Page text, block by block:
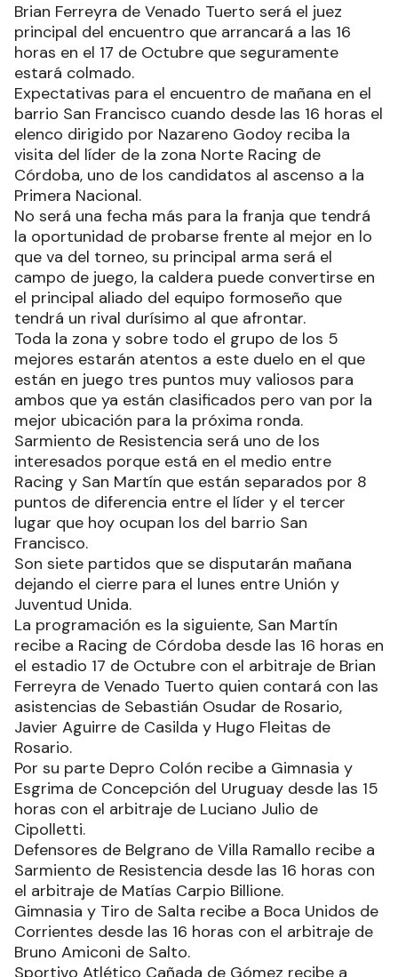
Brian Ferreyra de Venado Tuerto será el juez
principal del encuentro que arrancará a las 16
horas en el 17 de Octubre que seguramente
estará colmado.
Expectativas para el encuentro de mañana en el
barrio San Francisco cuando desde las 16 horas el
elenco dirigido por Nazareno Godoy reciba la
visita del líder de la zona Norte Racing de
Córdoba, uno de los candidatos al ascenso a la
Primera Nacional.
No será una fecha más para la franja que tendrá
la oportunidad de probarse frente al mejor en lo
que va del torneo, su principal arma será el
campo de juego, la caldera puede convertirse en
el principal aliado del equipo formoseño que
tendrá un rival durísimo al que afrontar.
Toda la zona y sobre todo el grupo de los 5
mejores estarán atentos a este duelo en el que
están en juego tres puntos muy valiosos para
ambos que ya están clasificados pero van por la
mejor ubicación para la próxima ronda.
Sarmiento de Resistencia será uno de los
interesados porque está en el medio entre
Racing y San Martín que están separados por 8
puntos de diferencia entre el líder y el tercer
lugar que hoy ocupan los del barrio San
Francisco.
Son siete partidos que se disputarán mañana
dejando el cierre para el lunes entre Unión y
Juventud Unida.
La programación es la siguiente, San Martín
recibe a Racing de Córdoba desde las 16 horas en
el estadio 17 de Octubre con el arbitraje de Brian
Ferreyra de Venado Tuerto quien contará con las
asistencias de Sebastián Osudar de Rosario,
Javier Aguirre de Casilda y Hugo Fleitas de
Rosario.
Por su parte Depro Colón recibe a Gimnasia y
Esgrima de Concepción del Uruguay desde las 15
horas con el arbitraje de Luciano Julio de
Cipolletti.
Defensores de Belgrano de Villa Ramallo recibe a
Sarmiento de Resistencia desde las 16 horas con
el arbitraje de Matías Carpio Billione.
Gimnasia y Tiro de Salta recibe a Boca Unidos de
Corrientes desde las 16 horas con el arbitraje de
Bruno Amiconi de Salto.